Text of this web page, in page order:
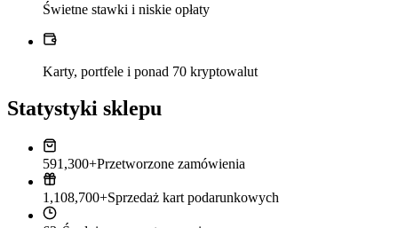
Świetne stawki i niskie opłaty
Karty, portfele i ponad 70 kryptowalut
Statystyki sklepu
591,300+Przetworzone zamówienia
1,108,700+Sprzedaż kart podarunkowych